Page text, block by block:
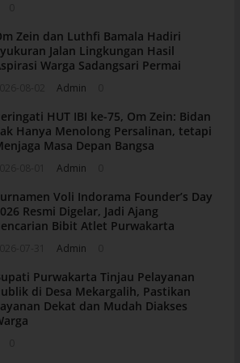
Zein dan Luthfi Bamala Hadiri
Jalan Lingkungan Hasil
Warga Sadangsari Permai
Admin
HUT IBI ke-75, Om Zein: Bidan
Hanya Menolong Persalinan, tetapi
Masa Depan Bangsa
Admin
Voli Indorama Founder’s Day
Resmi Digelar, Jadi Ajang
Bibit Atlet Purwakarta
Admin
Purwakarta Tinjau Pelayanan
di Desa Mekargalih, Pastikan
Dekat dan Mudah Diakses